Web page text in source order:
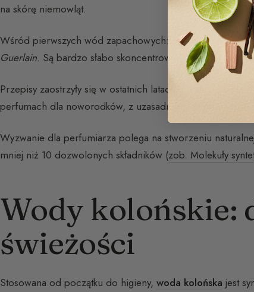
na skórę niemowląt.
Wśród pierwszych wód zapachowych: Baby Dior (1970),
Guerlain. Są bardzo słabo skoncentrowane: od 4% do
Przepisy zaostrzyły się w ostatnich latach: bardzo
perfumach dla noworodków, z uzasadnionych powodów
Wyzwanie dla perfumiarza polega na stworzeniu
mniej niż 10 dozwolonych składników (zob. Molekuły
Wody kolońskie:
świeżości
Stosowana od początku do higieny, woda kolońska jest